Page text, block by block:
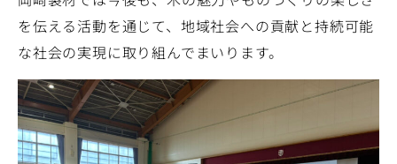
を伝える活動を通じて、地域社会への貢献と持続可能
な社会の実現に取り組んでまいります。